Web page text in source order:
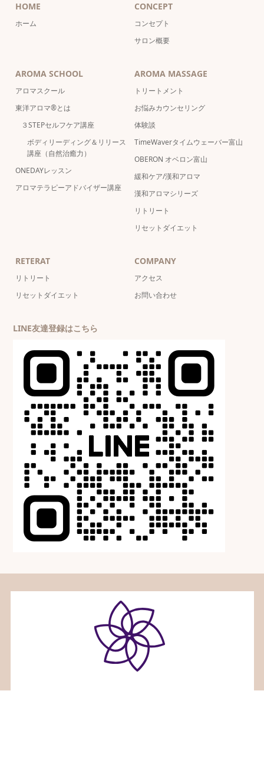
HOME
ホーム
CONCEPT
コンセプト
サロン概要
AROMA SCHOOL
アロマスクール
東洋アロマ®とは
３STEPセルフケア講座
ボディリーディング＆リリース
講座（自然治癒力）
ONEDAYレッスン
アロマテラピーアドバイザー講座
AROMA MASSAGE
トリートメント
お悩みカウンセリング
体験談
TimeWaverタイムウェーバー富山
OBERON オベロン富山
緩和ケア/漢和アロマ
漢和アロマシリーズ
リトリート
リセットダイエット
RETERAT
リトリート
リセットダイエット
COMPANY
アクセス
お問い合わせ
LINE友達登録はこちら